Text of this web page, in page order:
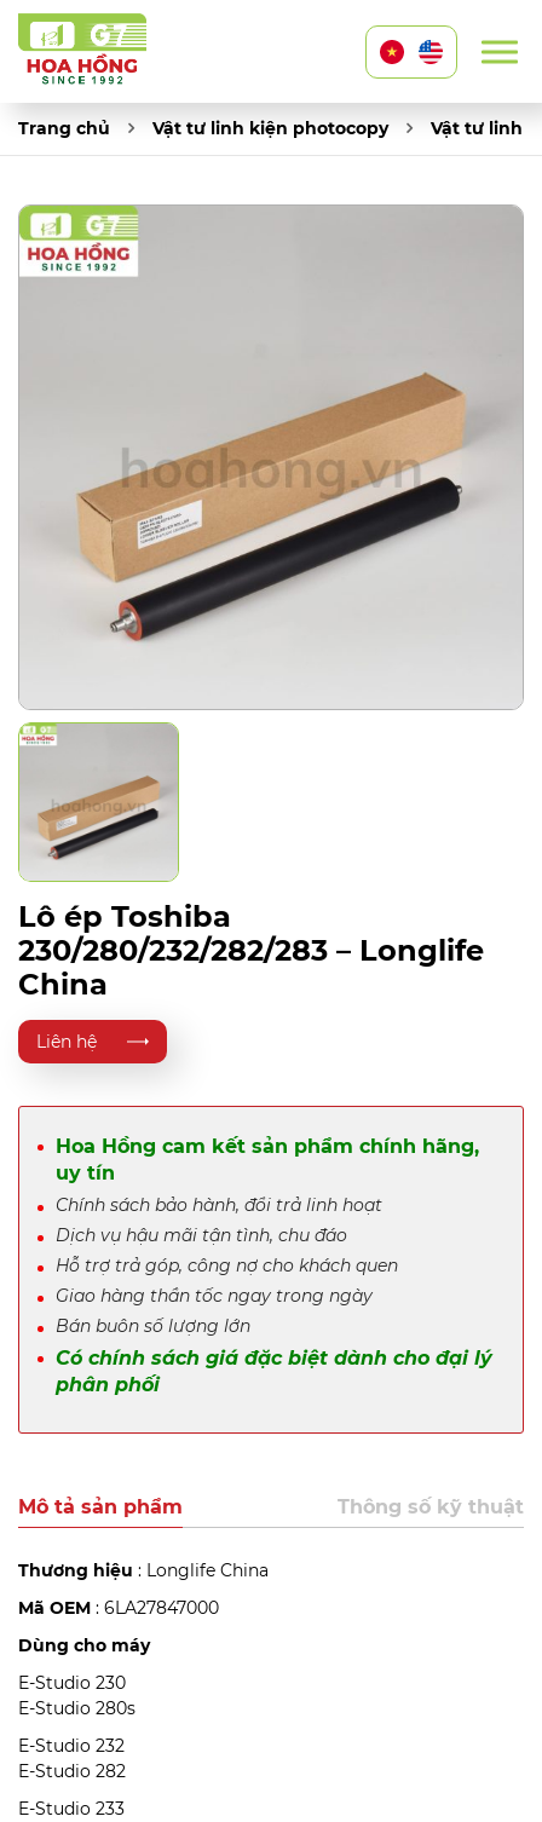
Trang chủ Vật tư linh kiện photocopy Vật tư linh
Lô ép Toshiba
230/280/232/282/283 – Longlife
China
Liên hệ
Hoa Hồng cam kết sản phẩm chính hãng,
uy tín
Chính sách bảo hành, đổi trả linh hoạt
Dịch vụ hậu mãi tận tình, chu đáo
Hỗ trợ trả góp, công nợ cho khách quen
Giao hàng thần tốc ngay trong ngày
Bán buôn số lượng lớn
Có chính sách giá đặc biệt dành cho đại lý
phân phối
Mô tả sản phẩm Thông số kỹ thuật
Thương hiệu : Longlife China
Mã OEM : 6LA27847000
Dùng cho máy
E-Studio 230
E-Studio 280s
E-Studio 232
E-Studio 282
E-Studio 233